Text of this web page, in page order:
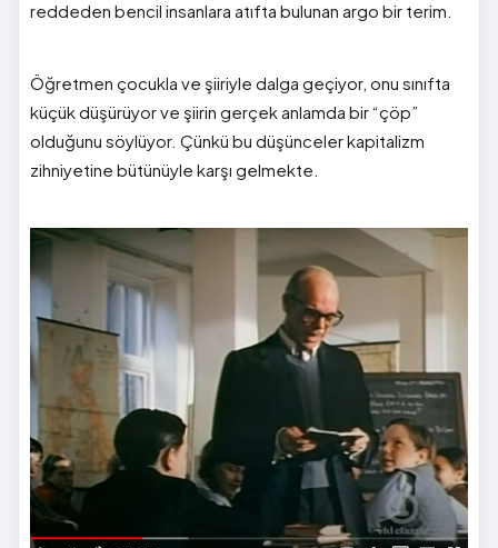
reddeden bencil insanlara atıfta bulunan argo bir terim.
Öğretmen çocukla ve şiiriyle dalga geçiyor, onu sınıfta
küçük düşürüyor ve şiirin gerçek anlamda bir “çöp”
olduğunu söylüyor. Çünkü bu düşünceler kapitalizm
zihniyetine bütünüyle karşı gelmekte.